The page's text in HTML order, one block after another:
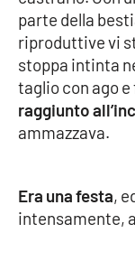
SPECIALI
Buona Sanità
LA
Eventi
parte della
riproduttive vi
stoppa intinta
taglio con ago e
raggiunto
ammazzava.
Era una festa,
intensamente,